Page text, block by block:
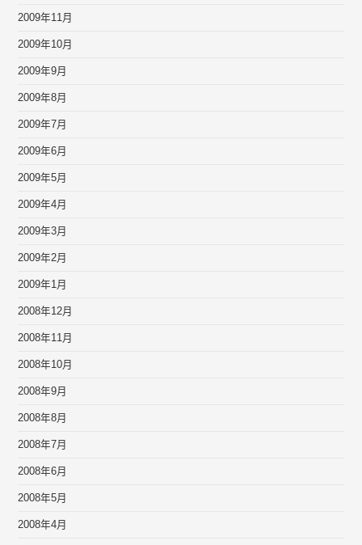
2009年11月
2009年10月
2009年9月
2009年8月
2009年7月
2009年6月
2009年5月
2009年4月
2009年3月
2009年2月
2009年1月
2008年12月
2008年11月
2008年10月
2008年9月
2008年8月
2008年7月
2008年6月
2008年5月
2008年4月